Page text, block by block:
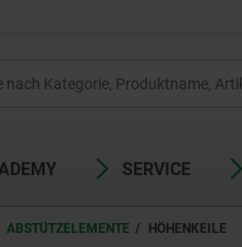
SERVICE
ABSTÜTZELEMENTE HÖHENKEILE